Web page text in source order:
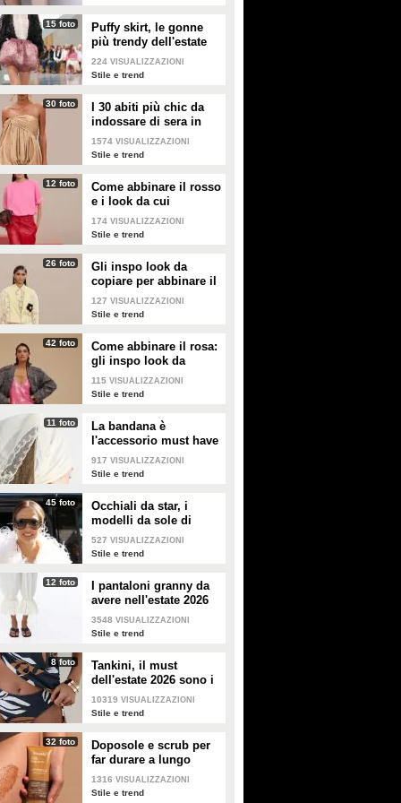
15 foto
Puffy skirt, le gonne
più trendy dell'estate
2026 sono quelle a
palloncino
224 VISUALIZZAZIONI
Stile e trend
30 foto
I 30 abiti più chic da
indossare di sera in
estate
1574 VISUALIZZAZIONI
Stile e trend
12 foto
Come abbinare il rosso
e i look da cui
prendere ispirazione
174 VISUALIZZAZIONI
Stile e trend
26 foto
Gli inspo look da
copiare per abbinare il
giallo
127 VISUALIZZAZIONI
Stile e trend
42 foto
Come abbinare il rosa:
gli inspo look da
copiare
115 VISUALIZZAZIONI
Stile e trend
11 foto
La bandana è
l'accessorio must have
dell'estate 2026: i
modelli di tendenza
917 VISUALIZZAZIONI
Stile e trend
45 foto
Occhiali da star, i
modelli da sole di
tendenza per l'estate
2026
527 VISUALIZZAZIONI
Stile e trend
12 foto
I pantaloni granny da
avere nell'estate 2026
3548 VISUALIZZAZIONI
Stile e trend
8 foto
Tankini, il must
dell'estate 2026 sono i
costumi con la canotta
10319 VISUALIZZAZIONI
Stile e trend
32 foto
Doposole e scrub per
far durare a lungo
l'abbronzatura in estate
1316 VISUALIZZAZIONI
Stile e trend